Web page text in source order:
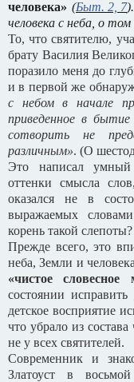
человека» (Быт. 2, 7
человека с неба, о
То, что святителю,
брату Василия
поразило меня до
и в первой же
с небом в начале
приведенное в
сотворить не
различным». (О
Это написал умный
оттенки смысла
оказался не в
выражаемых
корень такой слепоты?
Прежде всего, это
неба, Земли и
«чистое словесное
состоянии
детское восприятие
что убрало из
не у всех святителей.
Современник и
Златоуст в